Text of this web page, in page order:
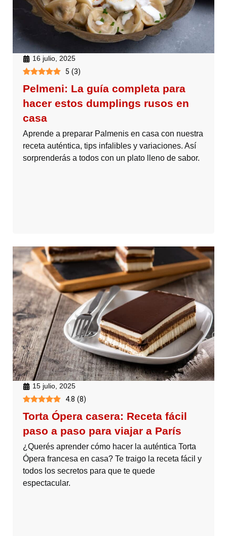
16 julio, 2025
5 (3)
Pelmeni: La guía completa para
hacer estos dumplings rusos en
casa
Aprende a preparar Palmenis en casa con nuestra
receta auténtica, tips infalibles y variaciones. Así
sorprenderás a todos con un plato lleno de sabor.
15 julio, 2025
4.8 (8)
Torta Ópera casera: Receta fácil
paso a paso para viajar a París
¿Querés aprender cómo hacer la auténtica Torta
Ópera francesa en casa? Te traigo la receta fácil y
todos los secretos para que te quede
espectacular.